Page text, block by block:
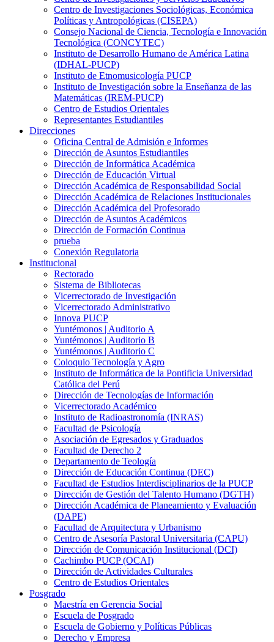
Centro de Investigaciones Sociológicas, Económica
Políticas y Antropológicas (CISEPA)
Consejo Nacional de Ciencia, Tecnología e Innovación
Tecnológica (CONCYTEC)
Instituto de Desarrollo Humano de América Latina
(IDHAL-PUCP)
Instituto de Etnomusicología PUCP
Instituto de Investigación sobre la Enseñanza de las
Matemáticas (IREM-PUCP)
Centro de Estudios Orientales
Representantes Estudiantiles
Direcciones
Oficina Central de Admisión e Informes
Dirección de Asuntos Estudiantiles
Dirección de Informática Académica
Dirección de Educación Virtual
Dirección Académica de Responsabilidad Social
Dirección Académica de Relaciones Institucionales
Dirección Académica del Profesorado
Dirección de Asuntos Académicos
Dirección de Formación Continua
prueba
Conexión Regulatoria
Institucional
Rectorado
Sistema de Bibliotecas
Vicerrectorado de Investigación
Vicerrectorado Administrativo
Innova PUCP
Yuntémonos | Auditorio A
Yuntémonos | Auditorio B
Yuntémonos | Auditorio C
Coloquio Tecnología y Agro
Instituto de Informática de la Pontificia Universidad
Católica del Perú
Dirección de Tecnologías de Información
Vicerrectorado Académico
Instituto de Radioastronomía (INRAS)
Facultad de Psicología
Asociación de Egresados y Graduados
Facultad de Derecho 2
Departamento de Teología
Dirección de Educación Continua (DEC)
Facultad de Estudios Interdisciplinarios de la PUCP
Dirección de Gestión del Talento Humano (DGTH)
Dirección Académica de Planeamiento y Evaluación
(DAPE)
Facultad de Arquitectura y Urbanismo
Centro de Asesoría Pastoral Universitaria (CAPU)
Dirección de Comunicación Institucional (DCI)
Cachimbo PUCP (OCAI)
Dirección de Actividades Culturales
Centro de Estudios Orientales
Posgrado
Maestría en Gerencia Social
Escuela de Posgrado
Escuela de Gobierno y Políticas Públicas
Derecho y Empresa